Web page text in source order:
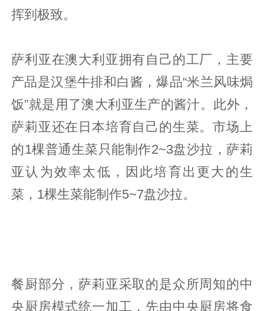
挥到极致。
萨利亚在澳大利亚拥有自己的工厂，主要
产品是汉堡牛排和白酱，爆品“米兰风味焗
饭”就是用了澳大利亚生产的酱汁。此外，
萨莉亚还在日本培育自己的生菜。市场上
的1棵普通生菜只能制作2~3盘沙拉，萨莉
亚认为效率太低，因此培育出更大的生
菜，1棵生菜能制作5~7盘沙拉。
餐厨部分，萨莉亚采取的是众所周知的中
央厨房模式统一加工，先由中央厨房将食